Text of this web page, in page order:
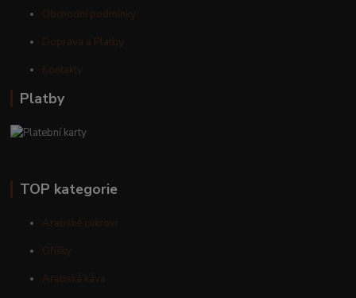
Obchodní podmínky
Doprava a Platby
Kontakty
Platby
TOP kategorie
Arabské cukroví
Oříšky
Arabská káva